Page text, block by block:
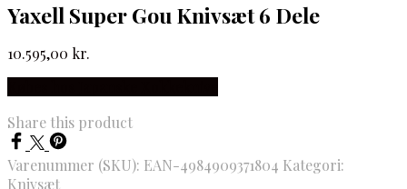
Yaxell Super Gou Knivsæt 6 Dele
10.595,00 kr.
Share this product
Varenummer (SKU): EAN-4984909371804 Kategori:
Knivsæt